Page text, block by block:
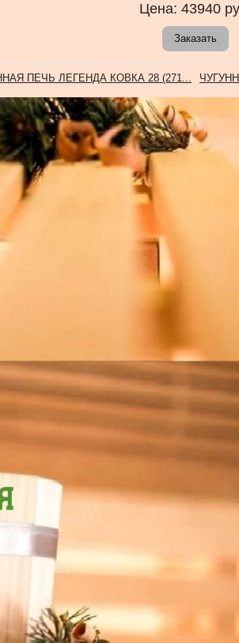
Цена: 43940
Заказать
ПЕЧЬ ЛЕГЕНДА КОВКА 28 (271...